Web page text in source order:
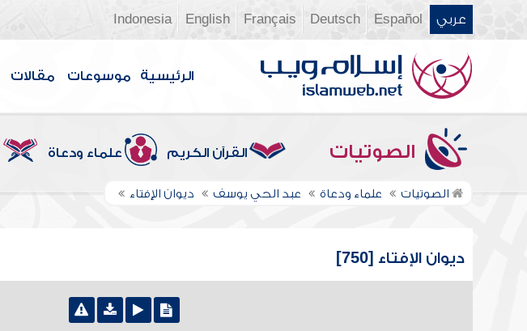
عربي Español
Deutsch
Français
English
Indonesia
الرئيسية موسوعات مقالات
الصوتيات القرآن الكريم علماء ودعاة
الصوتيات علماء ودعاة عبد الحي يوسف ديوان الإفتاء
ديوان الإفتاء [750]